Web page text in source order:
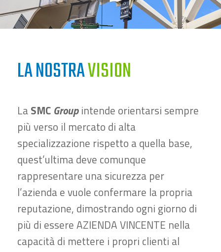
LA NOSTRAVISION
LaSMC Groupintende orientarsi sempre
più verso il mercato di alta
specializzazione rispetto a quella base,
quest’ultima deve comunque
rappresentare una sicurezza per
l’azienda e vuole confermare la propria
reputazione, dimostrando ogni giorno di
più di essere AZIENDA VINCENTE nella
capacità di mettere i propri clienti al